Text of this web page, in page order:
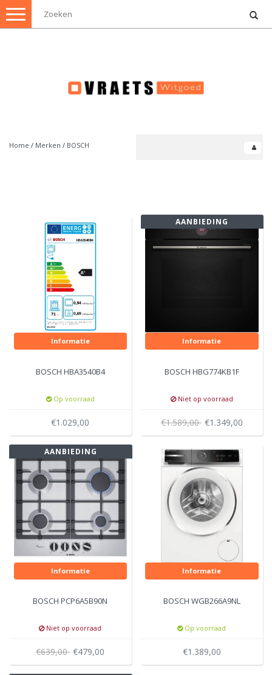
Toggle
navigation
Home / Merken / BOSCH
Informatie
BOSCH HBA3540B4
Op voorraad
€1.029,00
AANBIEDING
Informatie
BOSCH HBG774KB1F
Niet op voorraad
€1.589,00 €1.349,00
AANBIEDING
Informatie
BOSCH PCP6A5B90N
Niet op voorraad
€639,00 €479,00
Informatie
BOSCH WGB266A9NL
Op voorraad
€1.389,00